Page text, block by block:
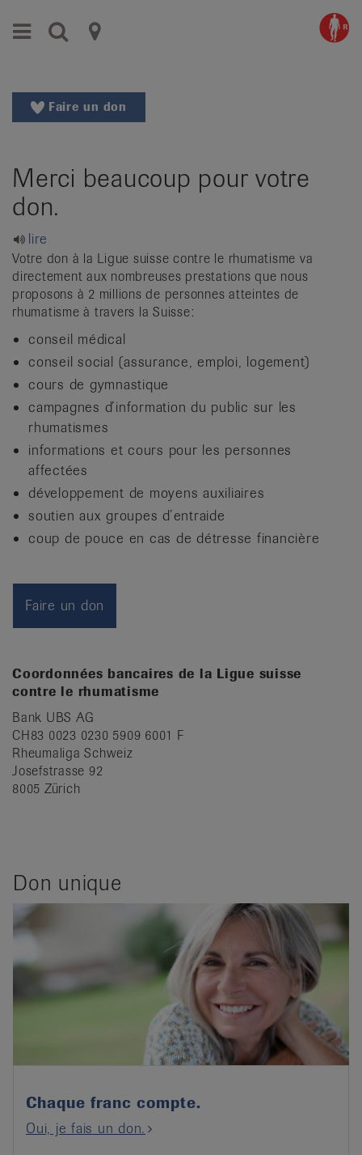
vers
au
Aller
Changer
de
région
Changer
de
langue:
de
Faire un don
Merci beaucoup pour votre
don.
lire
Votre don à la Ligue suisse contre le rhumatisme va
directement aux nombreuses prestations que nous
proposons à 2 millions de personnes atteintes de
rhumatisme à travers la Suisse:
conseil médical
conseil social (assurance, emploi, logement)
cours de gymnastique
campagnes d’information du public sur les
rhumatismes
informations et cours pour les personnes
affectées
développement de moyens auxiliaires
soutien aux groupes d’entraide
coup de pouce en cas de détresse financière
Faire un don
Coordonnées bancaires de la Ligue suisse
contre le rhumatisme
Bank UBS AG
CH83 0023 0230 5909 6001 F
Rheumaliga Schweiz
Josefstrasse 92
8005 Zürich
Don unique
Chaque franc compte.
Oui, je fais un don.
Menu Recherche
Ligues
contre
le
|
de
patients